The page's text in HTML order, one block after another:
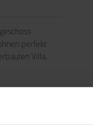
perfekt
Villa,
bietet mit ihren
historischen
die neu